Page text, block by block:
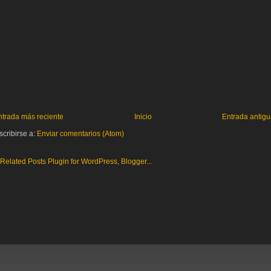
más reciente Entrada
Inicio
a: Enviar comentarios (Atom)